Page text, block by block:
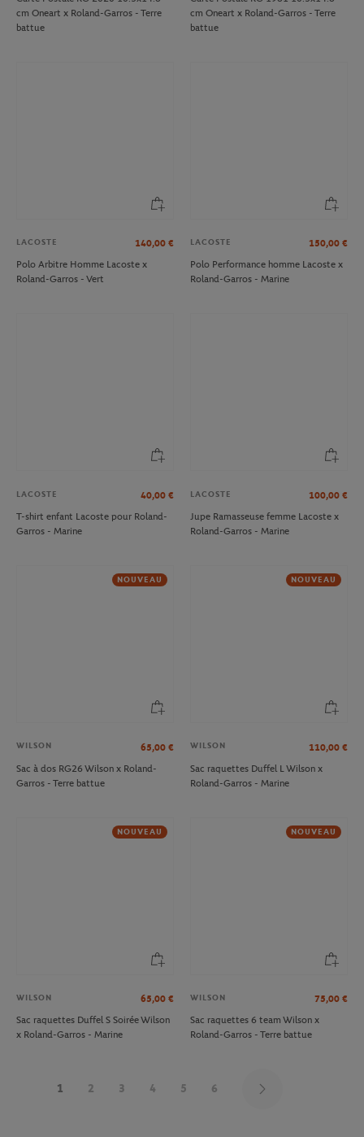
cm Oneart x Roland-Garros - Terre
battue
cm Oneart x Roland-Garros - Terre
battue
LACOSTE 140,00 €
Polo Arbitre Homme Lacoste x
Roland-Garros - Vert
LACOSTE 150,00 €
Polo Performance homme Lacoste x
Roland-Garros - Marine
LACOSTE 40,00 €
T-shirt enfant Lacoste pour Roland-
Garros - Marine
LACOSTE 100,00 €
Jupe Ramasseuse femme Lacoste x
Roland-Garros - Marine
NOUVEAU
WILSON 65,00 €
Sac à dos RG26 Wilson x Roland-
Garros - Terre battue
NOUVEAU
WILSON 110,00 €
Sac raquettes Duffel L Wilson x
Roland-Garros - Marine
NOUVEAU
WILSON 65,00 €
Sac raquettes Duffel S Soirée Wilson
x Roland-Garros - Marine
NOUVEAU
WILSON 75,00 €
Sac raquettes 6 team Wilson x
Roland-Garros - Terre battue
1 2 3 4 5 6